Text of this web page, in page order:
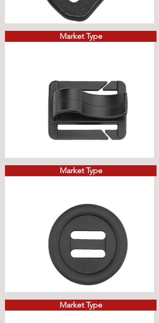
Market Type
Market Type
Market Type